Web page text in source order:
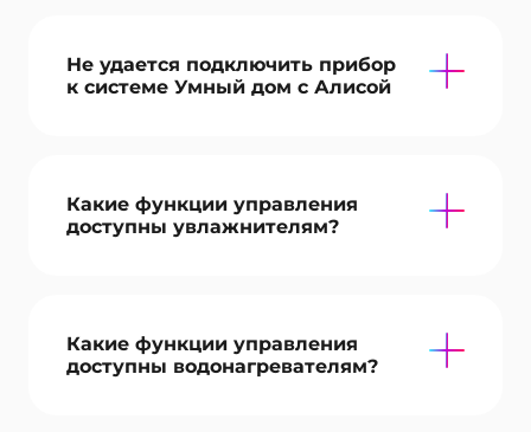
Не удается подключить прибор
к системе Умный дом с Алисой
Какие функции управления
доступны увлажнителям?
Какие функции управления
доступны водонагревателям?